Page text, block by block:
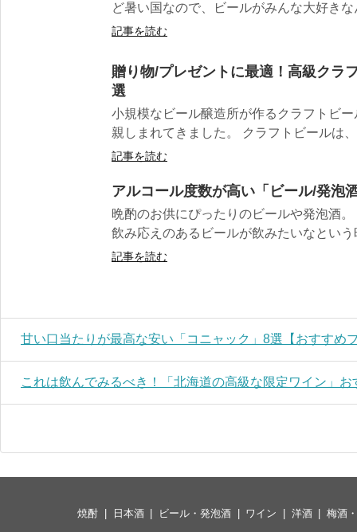
ど暑い国なので、ビールがみんな大好き
記事を読む
贈り物/プレゼントに最適！高級クラ
選
小規模なビール醸造所が作るクラフトビ
親しまれてきました。 クラフトビールは
記事を読む
アルコール度数が高い「ビール/発泡
晩酌のお供にぴったりのビールや発泡酒
飲み応えのあるビールが飲みたいなとい
記事を読む
甘い口当たりが最高な安い「コニャック」8選【おすすめ
これは飲んでみるべき！「北海道の高級な限定ワイン」お
焼酎 日本酒 ビール・発泡酒 ワイン 洋酒 梅酒